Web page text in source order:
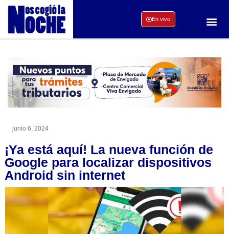
En vivo
junio 6, 2024
¡Ya está aquí! La nueva función de
Google para localizar dispositivos
Android sin internet